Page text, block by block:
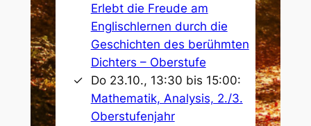
Erlebt die Freude am
Englischlernen durch die
Geschichten des berühmten
Dichters – Oberstufe
Do 23.10., 13:30 bis 15:00:
Mathematik, Analysis, 2./3.
Oberstufenjahr